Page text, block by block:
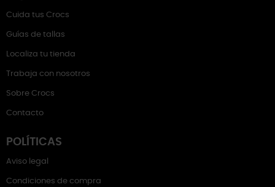
Cuida tus Crocs
Guías de tallas
Localiza tu tienda
Trabaja con nosotros
Sobre Crocs
Contacto
POLÍTICAS
Aviso legal
Condiciones de compra